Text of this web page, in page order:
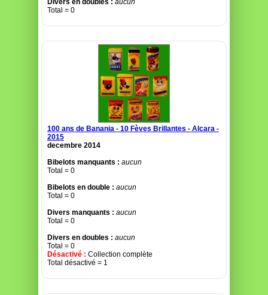
Divers en doubles : aucun
Total = 0
100 ans de Banania - 10 Fèves Brillantes - Alcara -
2015
decembre 2014
Bibelots manquants : aucun
Total = 0
Bibelots en double : aucun
Total = 0
Divers manquants : aucun
Total = 0
Divers en doubles : aucun
Total = 0
Désactivé : Collection complète
Total désactivé = 1